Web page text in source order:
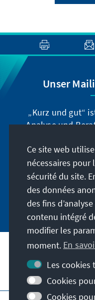
Unser
„Kurz und gut“
Analyse und
Fischer-Bollin
Abständen in
für unsere nahe
Visitez aussi
Ce site web
nécessaires
sécurité du site.
des données
des fins
contenu intégré
modifier les
moment. En
Les cookies
Cookies
Cookies